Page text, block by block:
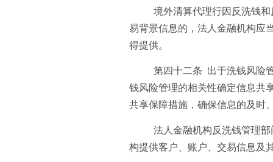
境外清算代理行因反洗钱
易背景信息的，法人金融机构应
得提供。
第四十二条 出于洗钱风险
钱风险管理的相关性确定信息共
共享保障措施，确保信息的及时
法人金融机构反洗钱管理
构提供客户、账户、交易信息及